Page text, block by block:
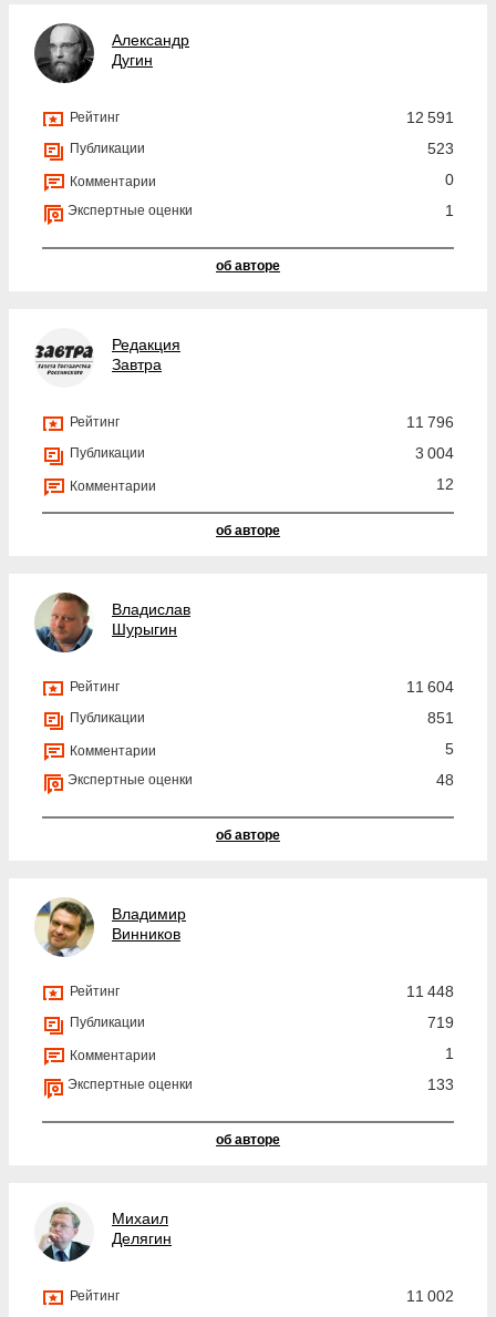
Александр
Дугин
Рейтинг 12 591
Публикации 523
Комментарии 0
Экспертные оценки 1
об авторе
Редакция
Завтра
Рейтинг 11 796
Публикации 3 004
Комментарии 12
об авторе
Владислав
Шурыгин
Рейтинг 11 604
Публикации 851
Комментарии 5
Экспертные оценки 48
об авторе
Владимир
Винников
Рейтинг 11 448
Публикации 719
Комментарии 1
Экспертные оценки 133
об авторе
Михаил
Делягин
Рейтинг 11 002